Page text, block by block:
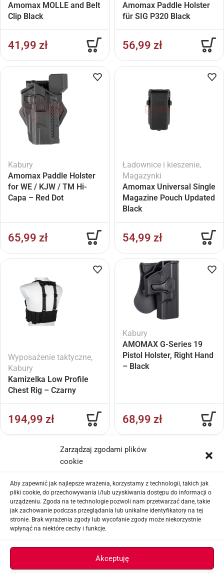
Zarządzaj zgodami plików
cookie
Aby zapewnić jak najlepsze wrażenia, korzystamy z technologii, takich jak
pliki cookie, do przechowywania i/lub uzyskiwania dostępu do informacji o
urządzeniu. Zgoda na te technologie pozwoli nam przetwarzać dane, takie
jak zachowanie podczas przeglądania lub unikalne identyfikatory na tej
stronie. Brak wyrażenia zgody lub wycofanie zgody może niekorzystnie
wpłynąć na niektóre cechy i funkcje.
Akceptuję
Amomax MOLLE and Belt
Clip Black
41,99 zł
Amomax Paddle Holster
für SIG P320 Black
56,99 zł
Kabury
Amomax Paddle Holster
for WE / KJW / TM Hi-
Capa – Red Dot
65,99 zł
Ładownice i kieszenie,
Magazynki
Amomax Universal Single
Magazine Pouch Updated
Black
54,99 zł
Wyposażenie taktyczne,
Kabury
Kamizelka Low Profile
Chest Rig – Czarny
194,99 zł
Kabury
AMOMAX G-Series 19
Pistol Holster, Right Hand
– Black
68,99 zł
Kabury
AMOMAX Holster Drop
Amomax Paddle Holster
für SIG SP2022 Black